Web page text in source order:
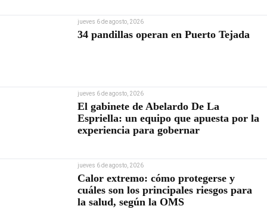
jueves 6 de agosto, 2026
34 pandillas operan en Puerto Tejada
jueves 6 de agosto, 2026
El gabinete de Abelardo De La
Espriella: un equipo que apuesta por la
experiencia para gobernar
jueves 6 de agosto, 2026
Calor extremo: cómo protegerse y
cuáles son los principales riesgos para
la salud, según la OMS